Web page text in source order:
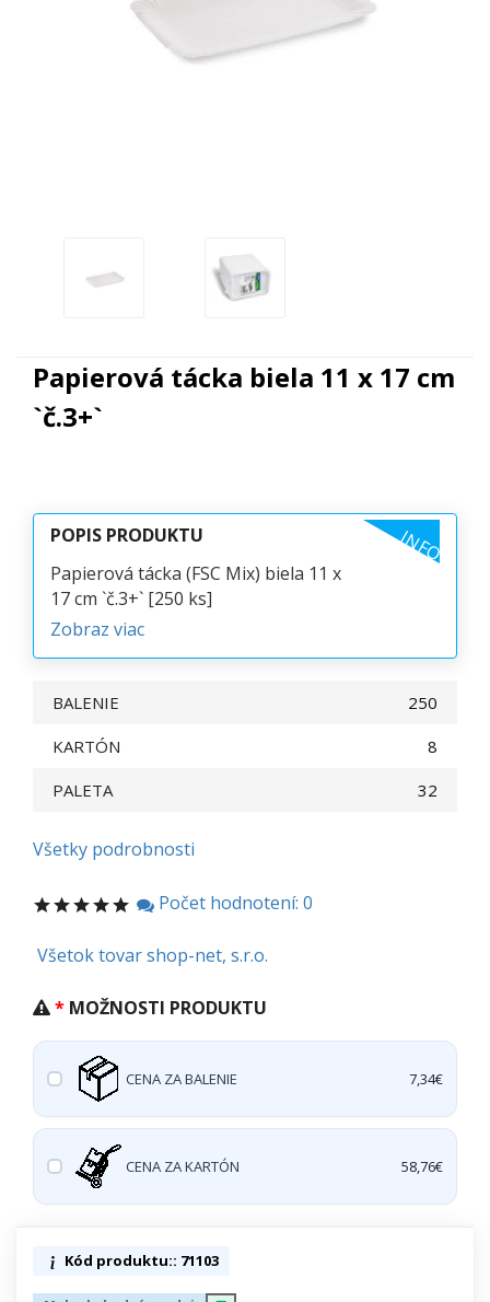
Papierová tácka biela 11 x 17 cm
`č.3+`
POPIS PRODUKTU INFO
Papierová tácka (FSC Mix) biela 11 x
17 cm `č.3+` [250 ks]
Zobraz viac
BALENIE
250
KARTÓN
8
PALETA
32
Všetky podrobnosti
Počet hodnotení: 0
Všetok tovar shop-net, s.r.o.
MOŽNOSTI PRODUKTU
CENA ZA BALENIE 7,34€
CENA ZA KARTÓN 58,76€
Kód produktu:: 71103